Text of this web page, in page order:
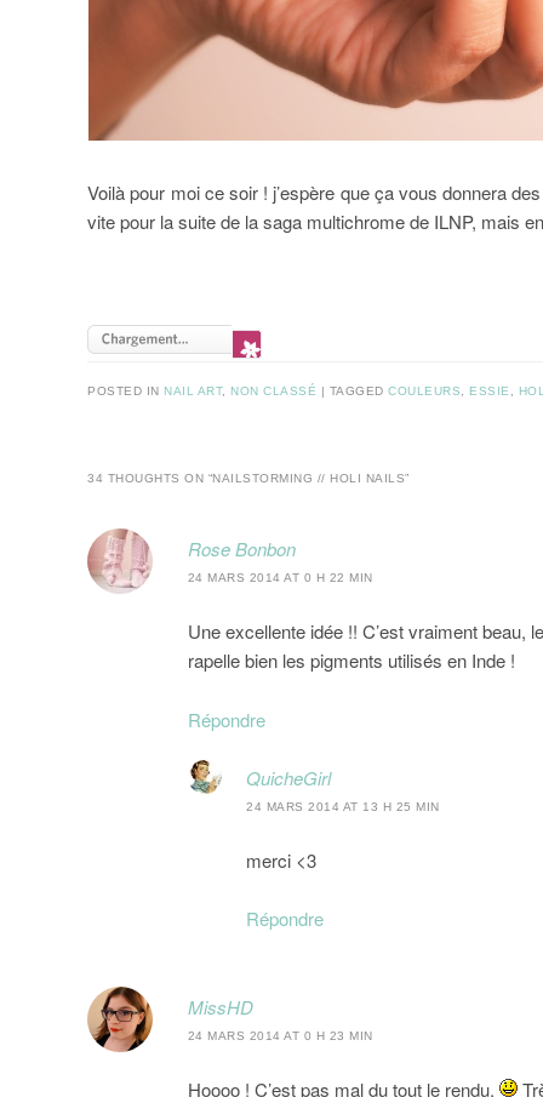
Voilà pour moi ce soir ! j’espère que ça vous donnera
vite pour la suite de la saga multichrome de ILNP, mais
POSTED IN NAIL ART, NON CLASSÉ | TAGGEDCOULEURS ESSIE
34 THOUGHTS ON “NAILSTORMING // HOLI NAILS”
Rose Bonbon
24 MARS 2014 AT 0 H 22 MIN
Une excellente idée !! C’est vraiment beau,
rapelle bien les pigments utilisés en Inde !
Répondre
QuicheGirl
24 MARS 2014 AT 13 H 25 MIN
merci <3
Répondre
MissHD
24 MARS 2014 AT 0 H 23 MIN
Hoooo ! C’est pas mal du tout le rendu.